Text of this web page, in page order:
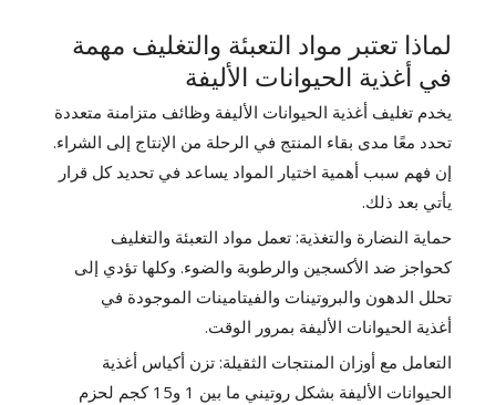
لماذا تعتبر مواد التعبئة والتغليف مهمة
في أغذية الحيوانات الأليفة
يخدم تغليف أغذية الحيوانات الأليفة وظائف متزامنة متعددة
تحدد معًا مدى بقاء المنتج في الرحلة من الإنتاج إلى الشراء.
إن فهم سبب أهمية اختيار المواد يساعد في تحديد كل قرار
يأتي بعد ذلك.
حماية النضارة والتغذية: تعمل مواد التعبئة والتغليف
كحواجز ضد الأكسجين والرطوبة والضوء. وكلها تؤدي إلى
تحلل الدهون والبروتينات والفيتامينات الموجودة في
أغذية الحيوانات الأليفة بمرور الوقت.
التعامل مع أوزان المنتجات الثقيلة: تزن أكياس أغذية
الحيوانات الأليفة بشكل روتيني ما بين 1 و15 كجم لحزم